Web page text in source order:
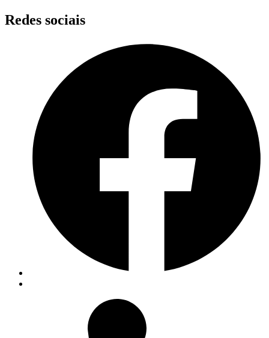
Skip
to
Redes sociais